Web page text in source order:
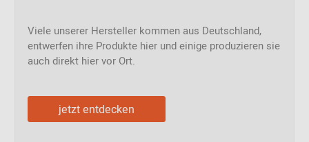
Viele unserer Hersteller kommen aus Deutschland,
entwerfen ihre Produkte hier und einige produzieren sie
auch direkt hier vor Ort.
jetzt entdecken